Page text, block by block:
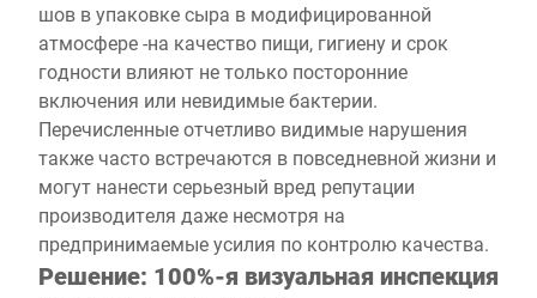
шов в упаковке сыра в модифицированной
атмосфере -на качество пищи, гигиену и срок
годности влияют не только посторонние
включения или невидимые бактерии.
Перечисленные отчетливо видимые нарушения
также часто встречаются в повседневной жизни и
могут нанести серьезный вред репутации
производителя даже несмотря на
предпринимаемые усилия по контролю качества.
Решение: 100%-я визуальная инспекция